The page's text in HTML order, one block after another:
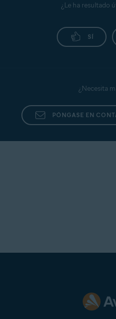
¿Le ha resultado
SÍ
¿Necesita
PÓNGASE EN